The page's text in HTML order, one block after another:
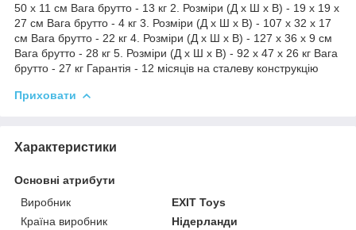
50 х 11 см Вага брутто - 13 кг 2. Розміри (Д х Ш х В) - 19 х 19 х
27 см Вага брутто - 4 кг 3. Розміри (Д х Ш х В) - 107 х 32 х 17
см Вага брутто - 22 кг 4. Розміри (Д х Ш х В) - 127 х 36 х 9 см
Вага брутто - 28 кг 5. Розміри (Д х Ш х В) - 92 х 47 х 26 кг Вага
брутто - 27 кг Гарантія - 12 місяців на сталеву конструкцію
Приховати
Характеристики
Основні атрибути
Виробник
EXIT Toys
Країна виробник
Нідерланди